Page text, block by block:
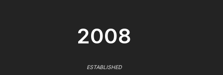
2008
ESTABLISHED